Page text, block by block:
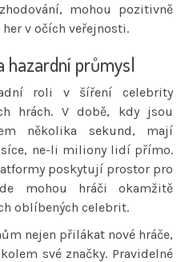
mohou pozitivně
v očích veřejnosti.
hazardní průmysl
roli v šíření celebrity
hrách. V době, kdy jsou
několika sekund, mají
ne-li miliony lidí přímo.
poskytují prostor pro
mohou hráči okamžitě
oblíbených celebrit.
nejen přilákat nové hráče,
své značky. Pravidelné